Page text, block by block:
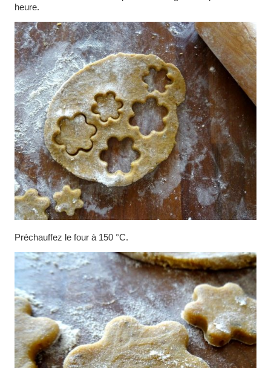
heure.
Préchauffez le four à 150 °C.